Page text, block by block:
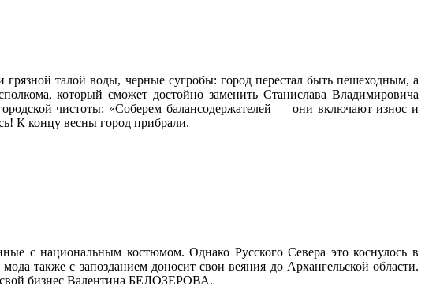
талой воды, черные сугробы: город перестал быть пешеходным, а
который сможет достойно заменить Станислава Владимировича
чистоты: «Соберем балансодержателей — они включают износ и
К концу весны город прибрали.
с национальным костюмом. Однако Русского Севера это коснулось в
также с запозданием доносит свои веяния до Архангельской области.
свой бизнес Валентина БЕЛОЗЕРОВА.